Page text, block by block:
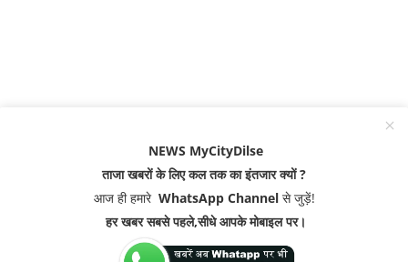
NEWS MyCityDilse
ताजा खबरों के लिए कल तक का इंतजार क्यों ?
आज ही हमारे WhatsApp Channelसे जुड़ें!
हर खबर सबसे पहले,सीधे आपके मोबाइल पर।